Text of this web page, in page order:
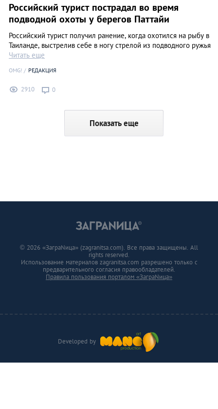
Российский турист пострадал во время
подводной охоты у берегов Паттайи
Российский турист получил ранение, когда охотился на рыбу в
Таиланде, выстрелив себе в ногу стрелой из подводного ружья
Читать еще
OMG! РЕДАКЦИЯ
2910 0
Показать еще
Developed by
© 2026 «ЗаграNица» (zagranitsa.com). Все права защищены. All
rights reserved.
Использование материалов zagranitsa.com разрешено только с
предварительного согласия правообладателей.
Правила пользования порталом «ЗаграNица»